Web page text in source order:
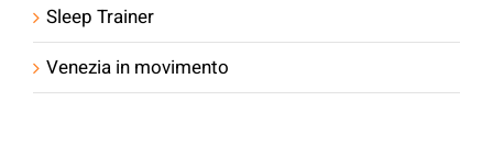
Sleep Trainer
Venezia in movimento